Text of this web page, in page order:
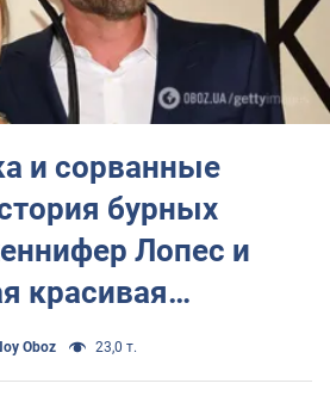
и сорванные
бурных
Лопес и
красивая
осталась
Oboz 23,0 т.